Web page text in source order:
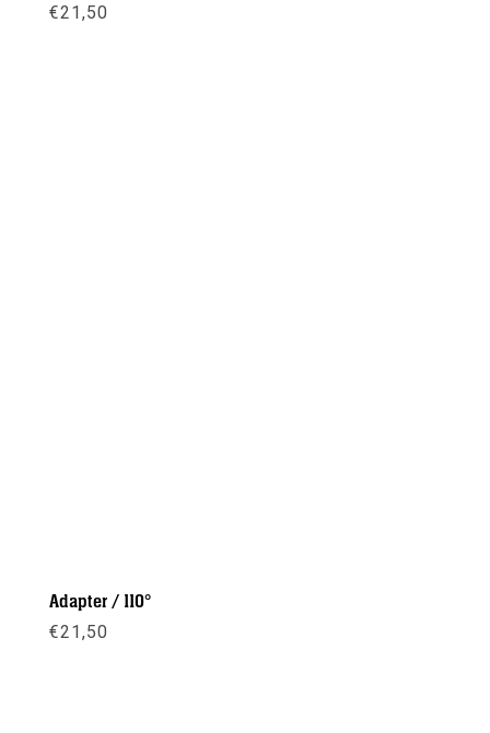
€21,50
Adapter / 110°
€21,50